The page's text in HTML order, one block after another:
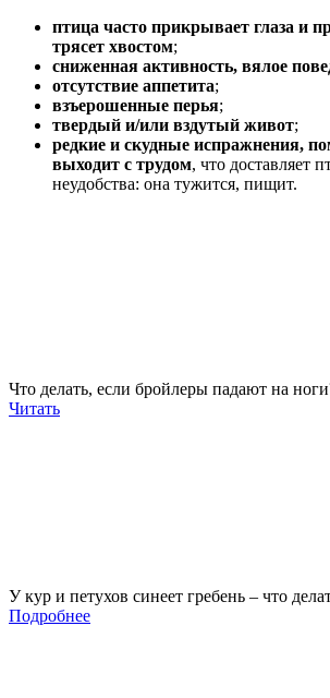
птица часто прикрывает глаза и
трясет хвостом;
сниженная активность, вялое
отсутствие аппетита;
взъерошенные перья;
твердый и/или вздутый живот;
редкие и скудные испражнения,
выходит с трудом, что доставляет
неудобства: она тужится, пищит.
Что делать, если бройлеры падают на
Читать
У кур и петухов синеет гребень – что
Подробнее